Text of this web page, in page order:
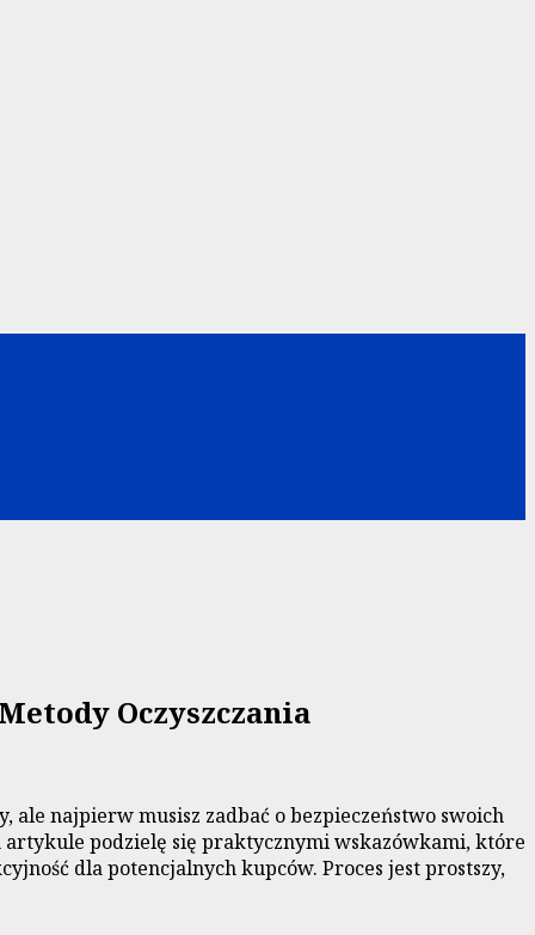
Oczyszczania
ale najpierw musisz zadbać o bezpieczeństwo swoich
podzielę się praktycznymi wskazówkami, które
dla potencjalnych kupców. Proces jest prostszy,